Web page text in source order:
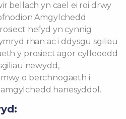
bellach yn cael ei roi drwy
Amgylchedd
hefyd yn cynnig
rhan ac i ddysgu sgiliau
y prosiect agor cyfleoedd
newydd,
o berchnogaeth i
hanesyddol.